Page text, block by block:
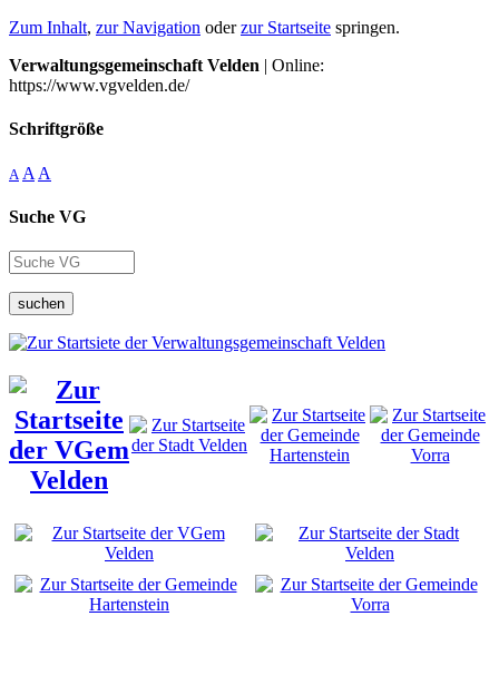
Zum Inhalt, zur Navigation oderzur Startseite springen.
Verwaltungsgemeinschaft Velden | Online:
https://www.vgvelden.de/
Schriftgröße
A A A
Suche VG
suchen